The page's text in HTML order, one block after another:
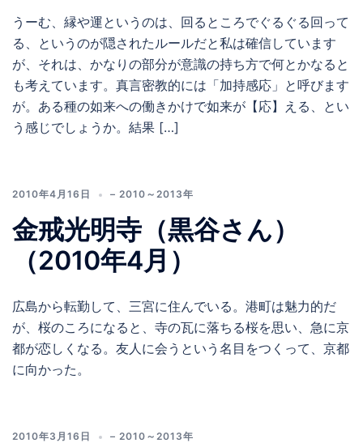
うーむ、縁や運というのは、回るところでぐるぐる回って
る、というのが隠されたルールだと私は確信しています
が、それは、かなりの部分が意識の持ち方で何とかなると
も考えています。真言密教的には「加持感応」と呼びます
が。ある種の如来への働きかけで如来が【応】える、とい
う感じでしょうか。結果 […]
2010年4月16日 – 2010～2013年
金戒光明寺（黒谷さん）
（2010年4月）
広島から転勤して、三宮に住んでいる。港町は魅力的だ
が、桜のころになると、寺の瓦に落ちる桜を思い、急に京
都が恋しくなる。友人に会うという名目をつくって、京都
に向かった。
2010年3月16日 – 2010～2013年